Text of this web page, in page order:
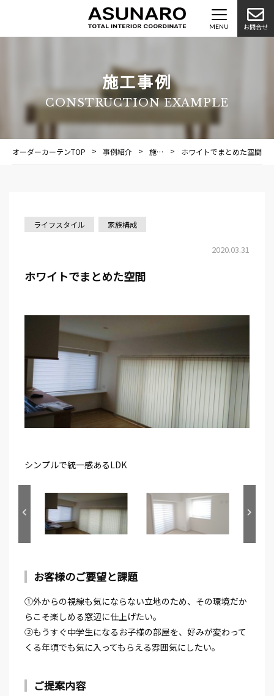
お問合せ
施工事例
CONSTRUCTION EXAMPLE
オーダーカーテンTOP 事例紹介 施工事例 ホワイトでまとめた空間
ライフスタイル 家族構成
2020.03.31
ホワイトでまとめた空間
シンプルで統一感あるLDK
お客様のご要望と課題
①外からの視線も気にならない立地のため、その環境だか
らこそ楽しめる窓辺に仕上げたい。
②もうすぐ中学生になるお子様の部屋を、好みが変わって
くる年頃でも気に入ってもらえる雰囲気にしたい。
ご提案内容